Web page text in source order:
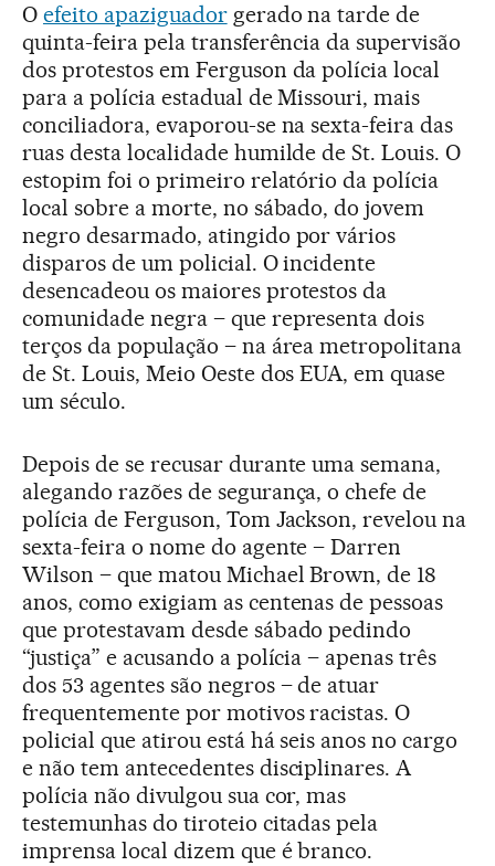
O efeito apaziguadorgerado na tarde de
quinta-feira pela transferência da supervisão
dos protestos em Ferguson da polícia local
para a polícia estadual de Missouri, mais
conciliadora, evaporou-se na sexta-feira das
ruas desta localidade humilde de St. Louis. O
estopim foi o primeiro relatório da polícia
local sobre a morte, no sábado, do jovem
negro desarmado, atingido por vários
disparos de um policial. O incidente
desencadeou os maiores protestos da
comunidade negra – que representa dois
terços da população – na área metropolitana
de St. Louis, Meio Oeste dos EUA, em quase
um século.
Depois de se recusar durante uma semana,
alegando razões de segurança, o chefe de
polícia de Ferguson, Tom Jackson, revelou na
sexta-feira o nome do agente – Darren
Wilson – que matou Michael Brown, de 18
anos, como exigiam as centenas de pessoas
que protestavam desde sábado pedindo
“justiça” e acusando a polícia – apenas três
dos 53 agentes são negros – de atuar
frequentemente por motivos racistas. O
policial que atirou está há seis anos no cargo
e não tem antecedentes disciplinares. A
polícia não divulgou sua cor, mas
testemunhas do tiroteio citadas pela
imprensa local dizem que é branco.